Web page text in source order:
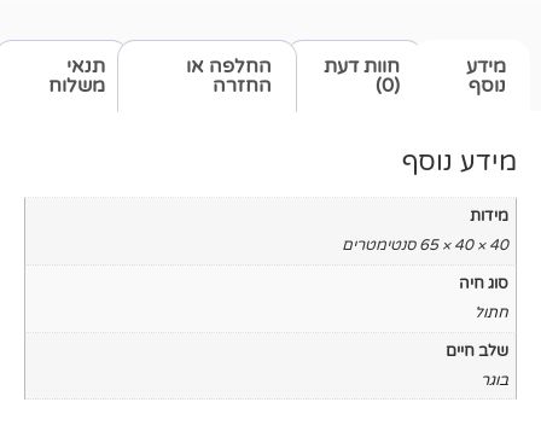
תנאי
משלוח
חוות דעת
החלפה או
החזרה